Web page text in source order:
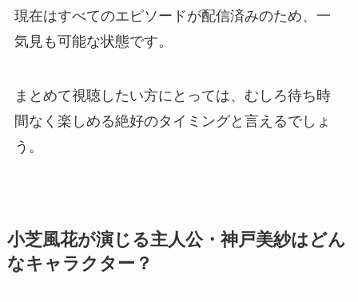
現在はすべてのエピソードが配信済みのため、一
気見も可能な状態です。
まとめて視聴したい方にとっては、むしろ待ち時
間なく楽しめる絶好のタイミングと言えるでしょ
う。
小芝風花が演じる主人公・神戸美紗はどん
なキャラクター？